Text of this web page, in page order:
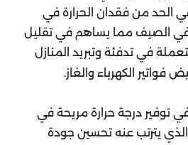
الحد من فقدان الحرارة في
في الصيف مما يساهم في تقليل
في تدفئة وتبريد المنازل
فواتير الكهرباء والغاز.
توفير درجة حرارة مريحة في
الذي يترتب عنه تحسين جودة